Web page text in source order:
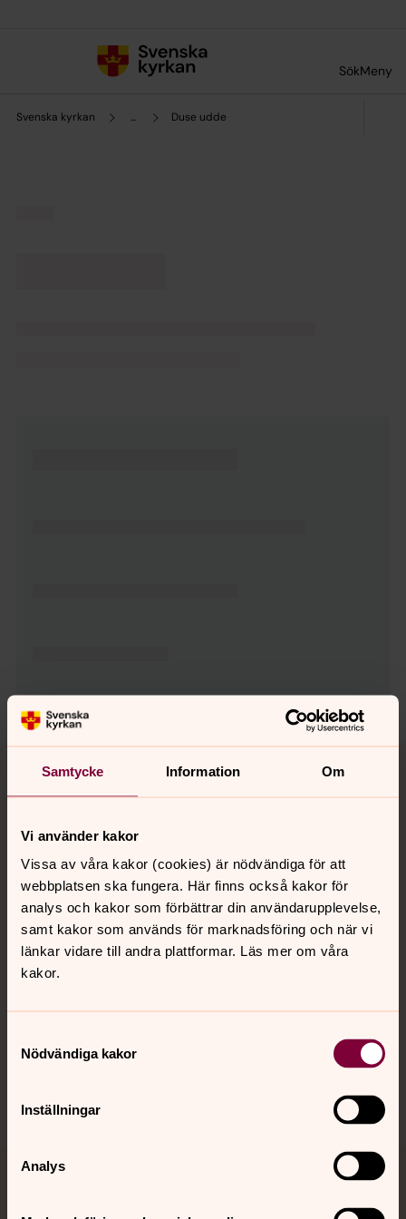
Samtycke Information Om
Vi använder kakor
Vissa av våra kakor (cookies) är nödvändiga för att
webbplatsen ska fungera. Här finns också kakor för
analys och kakor som förbättrar din användarupplevelse,
samt kakor som används för marknadsföring och när vi
länkar vidare till andra plattformar. Läs mer om våra
kakor.
Nödvändiga kakor
Inställningar
Analys
SökMeny
Svenska kyrkan ... Duse udde
Tillbaka till toppen
Tillbaka till innehållet
Kontakt
Kalender
Hitta snabbt
Sociala kanaler